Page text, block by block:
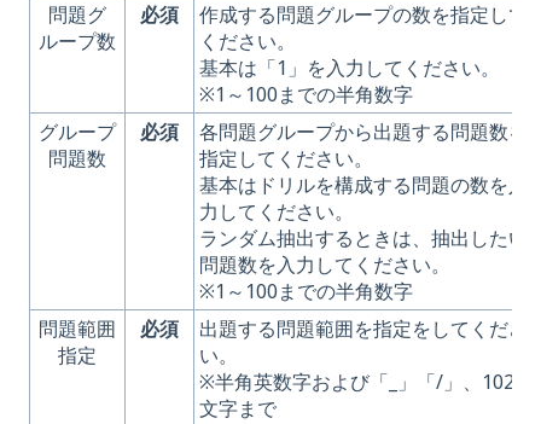
問題グ
ループ数
必須
作成する問題グループの数を指定して
ください。
基本は「1」を入力してください。
※1～100までの半角数字
グループ
問題数
必須
各問題グループから出題する問題数を
指定してください。
基本はドリルを構成する問題の数を入
力してください。
ランダム抽出するときは、抽出したい
問題数を入力してください。
※1～100までの半角数字
問題範囲
指定
必須
出題する問題範囲を指定をしてくださ
い。
※半角英数字および「_」「/」、1024
文字まで